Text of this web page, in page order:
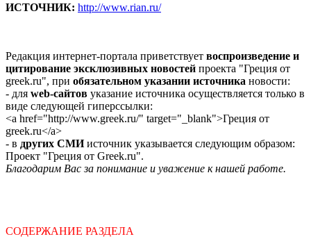
ИСТОЧНИК: http://www.rian.ru/
Редакция интернет-портала приветствует воспроизведение и
цитирование эксклюзивных новостей проекта "Греция от
greek.ru", при обязательном указании источника новости:
- для web-сайтов указание источника осуществляется только в
виде следующей гиперссылки:
<a href="http://www.greek.ru/" target="_blank">Греция от
greek.ru</a>
- в других СМИисточник указывается следующим образом:
Проект "Греция от Greek.ru".
Благодарим Вас за понимание и уважение к нашей работе.
СОДЕРЖАНИЕ РАЗДЕЛА